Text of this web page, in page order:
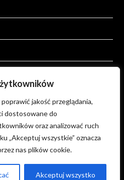
jakość przeglądania,
dostosowane do
oraz analizować ruch
„Akceptuj wszystkie” oznacza
nas plików cookie.
Akceptuj wszystko